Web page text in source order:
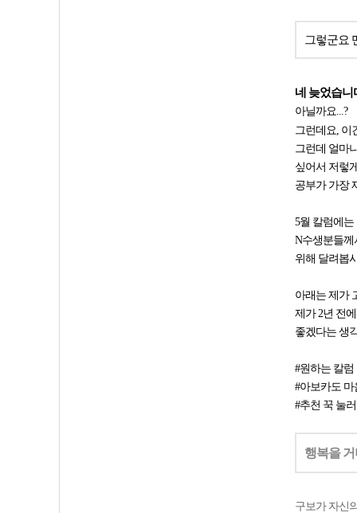
그렇군요
네 늦었습니
아닐까요...?
그런데요, 이
그런데 얼마
싶어서 저렇
공부가 가장
5월 칼럼에
N수생분들께
위해 달려봅
아래는 제가
제가 2년 전
좋겠다는 생
#원하는 칼
#아보카도
#추천 꾹 눌
행복을
구보가 자신